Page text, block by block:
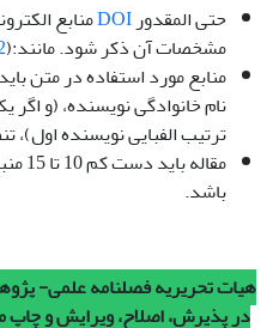
حتی المقدورDOIمنابع
مشخصات آن ذکر شود. مانند:(
منابع مورد استفاده در متن
نام خانوادگی نویسنده، (و
ترتیب الفبایی نویسنده اول)،
باشد.
هیات تحریریه فصلنامه علمی-
در پذیرش، اصلاح، ویرایش و چاپ